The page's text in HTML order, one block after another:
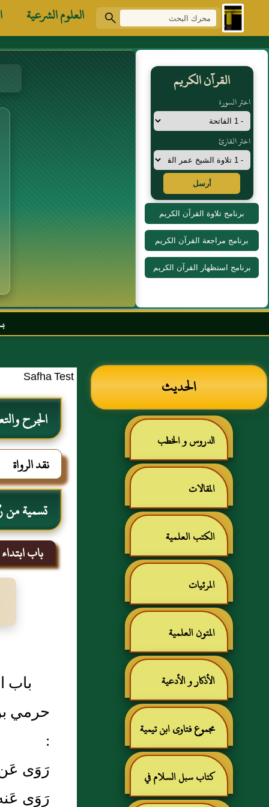
العلوم الشرعية
القرآن الكريم
اختر السورة
اختر القارئ
أرسل
برنامج تلاوة القرآن الكريم
برنامج مراجعة القرآن الكريم
برنامج استظهار القرآن الكريم
بسم الله
الحديث
الدروس و الخطب
المقالات
الكتب العلمية
المرئيات
المتون العلمية
الأذكار و الأدعية
مجموع فتاوى ابن تيمية
كتاب سبل السلام في
Safha Test
الجرح
نقد الرواة
تسمية من
باب
باب
حرمي
:
رَوَى
رَوَى